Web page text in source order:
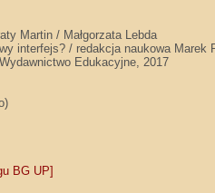
Martin / Małgorzata Lebda
interfejs? / redakcja naukowa Marek
Edukacyjne, 2017
BG UP]